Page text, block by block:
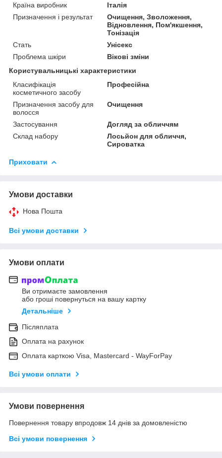
Країна виробник
Італія
Призначення і результат
Очищення, Зволоження,
Відновлення, Пом'якшення,
Тонізація
Стать
Унісекс
Проблема шкіри
Вікові зміни
Користувальницькі характеристики
Класифікація
косметичного засобу
Професійна
Призначення засобу для
волосся
Очищення
Застосування
Догляд за обличчям
Склад набору
Лосьйон для обличчя,
Сироватка
Приховати
Умови доставки
Нова Пошта
Всі умови доставки
Умови оплати
Ви отримаєте замовлення
або гроші повернуться на вашу картку
Детальніше
Післяплата
Оплата на рахунок
Оплата карткою Visa, Mastercard - WayForPay
Всі умови оплати
Умови повернення
Повернення товару впродовж 14 днів за домовленістю
Всі умови повернення